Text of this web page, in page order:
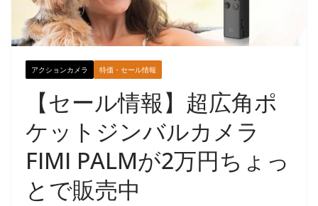
アクションカメラ 特価・セール情報
【セール情報】超広角ポ
ケットジンバルカメラ
FIMI PALMが2万円ちょっ
とで販売中